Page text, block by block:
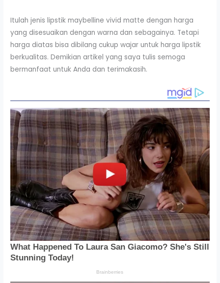
Itulah jenis lipstik maybelline vivid matte dengan harga
yang disesuaikan dengan warna dan sebagainya. Tetapi
harga diatas bisa dibilang cukup wajar untuk harga lipstik
berkualitas. Demikian artikel yang saya tulis semoga
bermanfaat untuk Anda dan terimakasih.